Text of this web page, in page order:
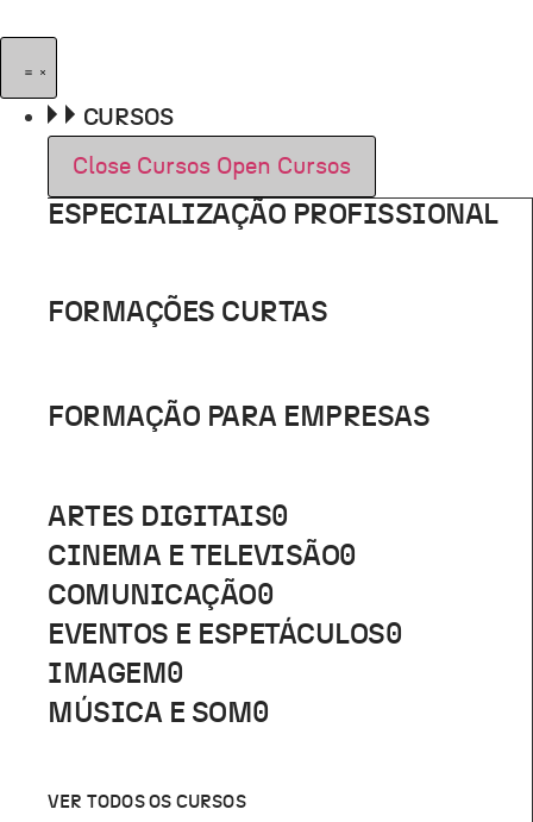
CURSOS
Close Cursos Open Cursos
ESPECIALIZAÇÃO PROFISSIONAL
FORMAÇÕES CURTAS
FORMAÇÃO PARA EMPRESAS
ARTES DIGITAIS0
CINEMA E TELEVISÃO0
COMUNICAÇÃO0
EVENTOS E ESPETÁCULOS0
IMAGEM 0
MÚSICA E SOM 0
VER TODOS OS CURSOS